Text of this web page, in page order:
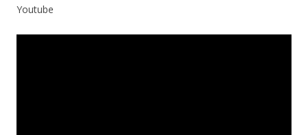
Youtube